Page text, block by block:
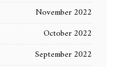
November 2022
October 2022
September 2022